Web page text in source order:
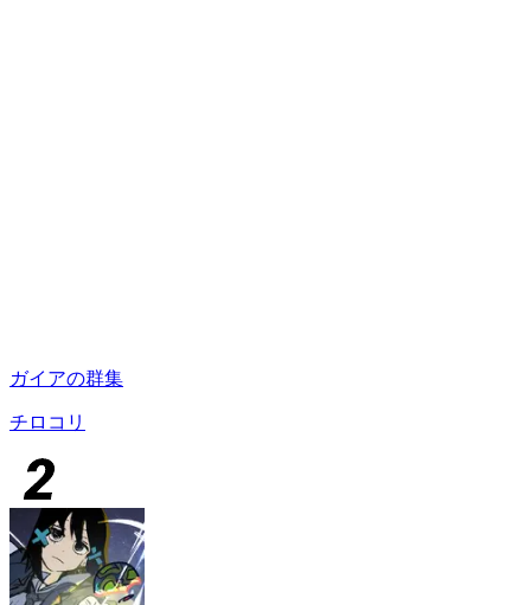
ガイアの群集
チロコリ